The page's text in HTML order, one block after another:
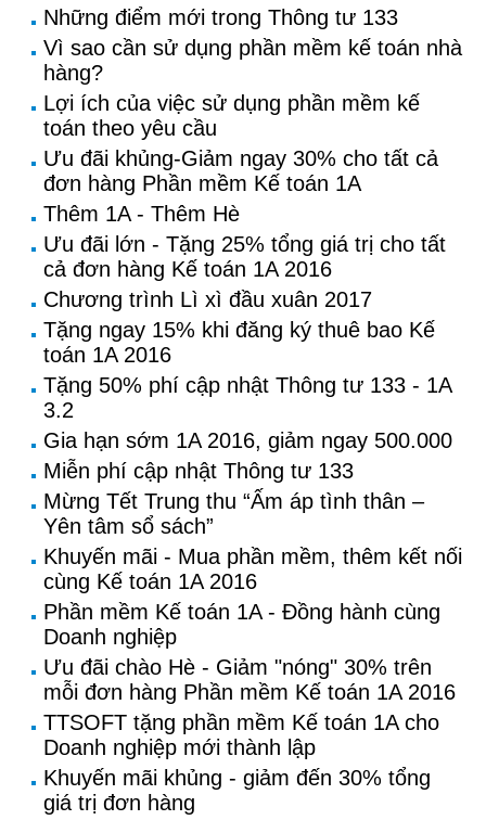
Những điểm mới trong Thông tư 133
Vì sao cần sử dụng phần mềm kế toán nhà
hàng?
Lợi ích của việc sử dụng phần mềm kế
toán theo yêu cầu
Ưu đãi khủng-Giảm ngay 30% cho tất cả
đơn hàng Phần mềm Kế toán 1A
Thêm 1A - Thêm Hè
Ưu đãi lớn - Tặng 25% tổng giá trị cho tất
cả đơn hàng Kế toán 1A 2016
Chương trình Lì xì đầu xuân 2017
Tặng ngay 15% khi đăng ký thuê bao Kế
toán 1A 2016
Tặng 50% phí cập nhật Thông tư 133 - 1A
3.2
Gia hạn sớm 1A 2016, giảm ngay 500.000
Miễn phí cập nhật Thông tư 133
Mừng Tết Trung thu “Ấm áp tình thân –
Yên tâm sổ sách”
Khuyến mãi - Mua phần mềm, thêm kết nối
cùng Kế toán 1A 2016
Phần mềm Kế toán 1A - Đồng hành cùng
Doanh nghiệp
Ưu đãi chào Hè - Giảm "nóng" 30% trên
mỗi đơn hàng Phần mềm Kế toán 1A 2016
TTSOFT tặng phần mềm Kế toán 1A cho
Doanh nghiệp mới thành lập
Khuyến mãi khủng - giảm đến 30% tổng
giá trị đơn hàng